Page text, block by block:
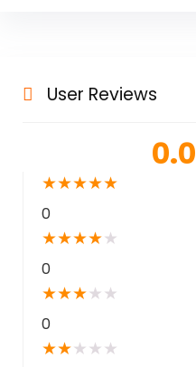
User Reviews
0.0
★★★★★
0
★★★★★
0
★★★★ ★
0
★★★ ★ ★